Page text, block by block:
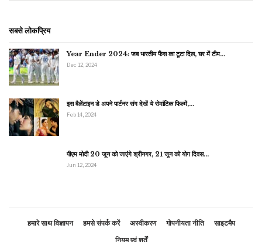
सबसे लोकप्रिय
Year Ender 2024: जब भारतीय फैंस का टूटा दिल, घर में टीम…
Dec 12, 2024
इस वैलेंटाइन डे अपने पार्टनर संग देखें ये रोमांटिक फिल्में,…
Feb 14, 2024
पीएम मोदी 20 जून को जाएंगे श्रीनगर, 21 जून को योग दिवस…
Jun 12, 2024
हमारे साथ विज्ञापन हमसे संपर्क करें अस्वीकरण गोपनीयता नीति
साइटमैप
नियम एवं शर्तें